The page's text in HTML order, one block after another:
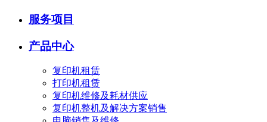
服务项目
产品中心
复印机租赁
打印机租赁
复印机维修及耗材供应
复印机整机及解决方案销售